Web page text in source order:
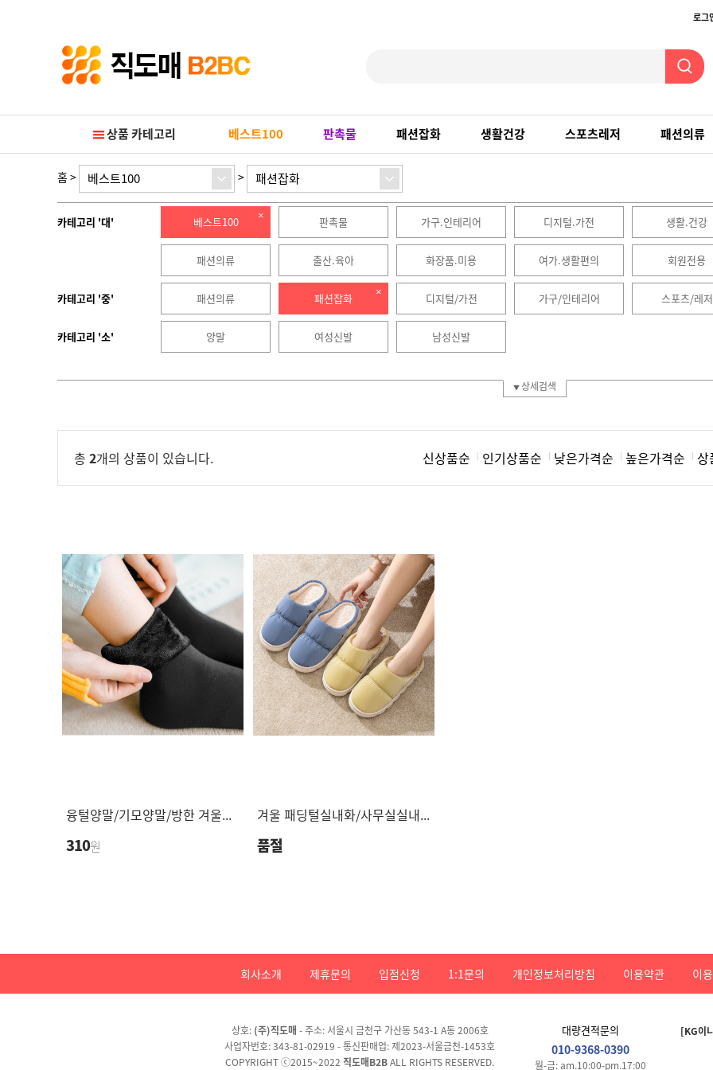
로그
PrevNext
상품 카테고리 베스트100 판촉물 패션잡화 생활건강 스포츠레저 패션의류
홈 > 베스트100 > 패션잡화
카테고리 '대' 베스트100 판촉물 가구.인테리어 디지털.가전 생활.건강
패션의류 출산.육아 화장품.미용 여가.생활편의 회원전용
카테고리 '중' 패션의류 패션잡화 디지털/가전 가구/인테리어 스포츠/레저
카테고리 '소' 양말 여성신발 남성신발
상세검색
총 2개의 상품이 있습니다. 신상품순 인기상품순 낮은가격순 높은가격순 상
융털양말/기모양말/방한 겨울양말/개별포장/백화..
310원
겨울 패딩털실내화/사무실실내화/털슬리퍼/거실..
품절
회사소개 제휴문의 입점신청 1:1문의 개인정보처리방침 이용약관 이
상호: (주)직도매 - 주소: 서울시 금천구 가산동 543-1 A동 2006호
사업자번호: 343-81-02919 - 통신판매업: 제2023-서울금천-1453호
COPYRIGHT ⓒ2015~2022 직도매B2BALL RIGHTS RESERVED.
대량견적문의
010-9368-0390
월-금: am.10:00-pm.17:00
[KG이